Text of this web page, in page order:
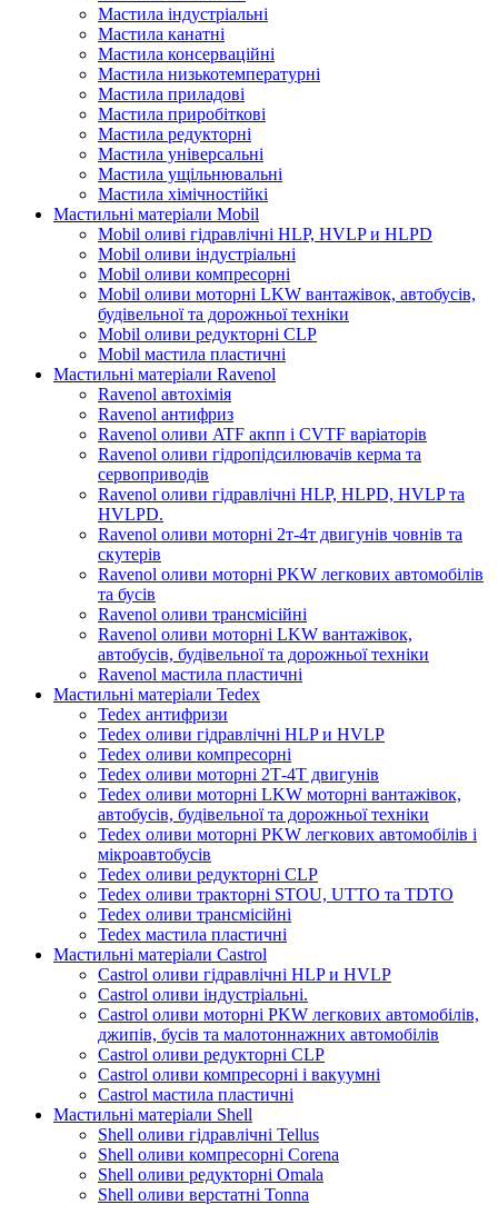
Мастила індустріальні
Мастила канатні
Мастила консерваційні
Мастила низькотемпературні
Мастила приладові
Мастила приробіткові
Мастила редукторні
Мастила універсальні
Мастила ущільнювальні
Мастила хімічностійкі
Мастильні матеріали Mobil
Mobil оливі гідравлічні HLP, HVLP и HLPD
Mobil оливи індустріальні
Mobil оливи компресорні
Mobil оливи моторні LKW вантажівок, автобусів,
будівельної та дорожньої техніки
Mobil оливи редукторні CLP
Mobil мастила пластичні
Мастильні матеріали Ravenol
Ravenol автохімія
Ravenol антифриз
Ravenol оливи ATF акпп і CVTF варіаторів
Ravenol оливи гідропідсилювачів керма та
сервоприводів
Ravenol оливи гідравлічні HLP, HLPD, HVLP та
HVLPD.
Ravenol оливи моторні 2т-4т двигунів човнів та
скутерів
Ravenol оливи моторні PKW легкових автомобілів
та бусів
Ravenol оливи трансмісійні
Ravenol оливи моторні LKW вантажівок,
автобусів, будівельної та дорожньої техніки
Ravenol мастила пластичні
Мастильні матеріали Tedex
Tedex антифризи
Tedex оливи гідравлічні HLP и HVLP
Tedex оливи компресорні
Tedex оливи моторні 2Т-4Т двигунів
Tedex оливи моторні LKW моторні вантажівок,
автобусів, будівельної та дорожньої техніки
Tedex оливи моторні PKW легкових автомобілів і
мікроавтобусів
Tedex оливи редукторні CLP
Tedex оливи тракторні STOU, UTTO та TDTO
Tedex оливи трансмісійні
Tedex мастила пластичні
Мастильні матеріали Castrol
Castrol оливи гідравлічні HLP и HVLP
Castrol оливи індустріальні.
Castrol оливи моторні PKW легкових автомобілів,
джипів, бусів та малотоннажних автомобілів
Castrol оливи редукторні CLP
Castrol оливи компресорні і вакуумні
Castrol мастила пластичні
Мастильні матеріали Shell
Shell оливи гідравлічні Tellus
Shell оливи компресорні Corena
Shell оливи редукторні Omala
Shell оливи верстатні Tonna